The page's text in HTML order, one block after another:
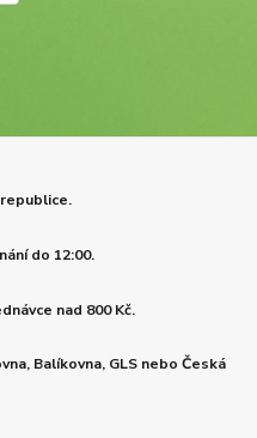
do 12:00.
nad 800 Kč.
Balíkovna, GLS nebo Česká